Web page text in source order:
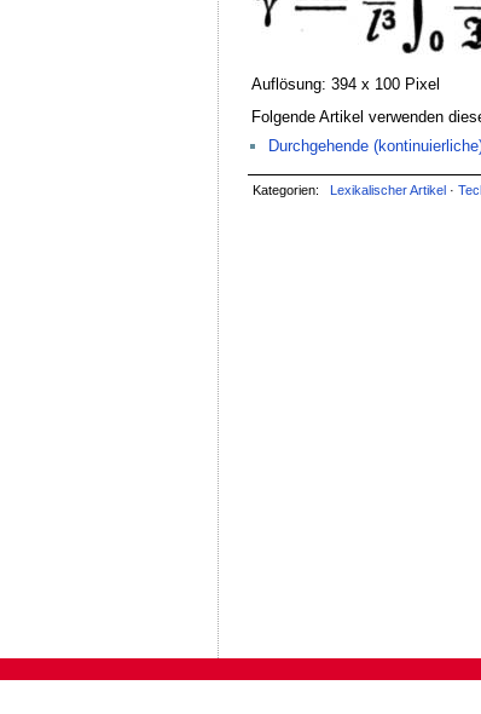
Auflösung: 394 x 100 Pixel
Folgende Artikel verwenden
Durchgehende
Kategorien: Lexikalischer Artikel ·